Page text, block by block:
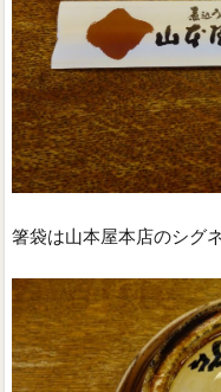
箸袋は山本屋本店のシグ